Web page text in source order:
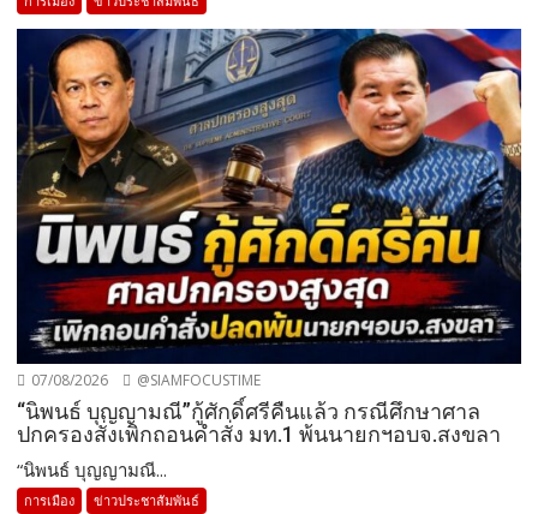
07/08/2026 @SIAMFOCUSTIME
“นิพนธ์ บุญญามณี”กู้ศักดิ์ศรีคืนแล้ว กรณีศึกษาศาล
ปกครองสั่งเพิกถอนคำสั่ง มท.1 พ้นนายกฯอบจ.สงขลา
“นิพนธ์ บุญญามณี...
การเมือง ข่าวประชาสัมพันธ์